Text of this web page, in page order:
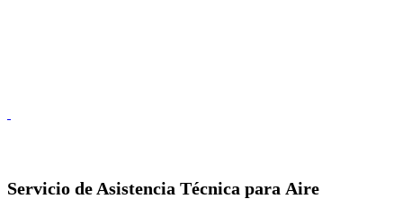
Servicio de Asistencia Técnica para Aire